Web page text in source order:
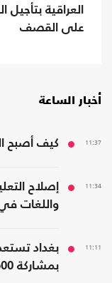
العراقية بتأجيل
على القصف
أخبار الساعة
11:37 كيف أصبح
11:34
إصلاح
واللغات
11:11
بغداد
بمشاركة 600 دار نشر من 23 دولة